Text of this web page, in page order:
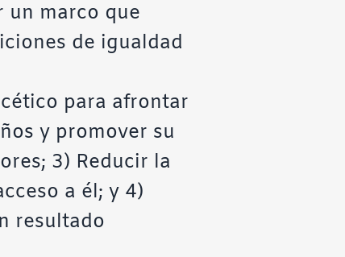
un marco que
de igualdad
para afrontar
y promover su
3) Reducir la
a él; y 4)
resultado